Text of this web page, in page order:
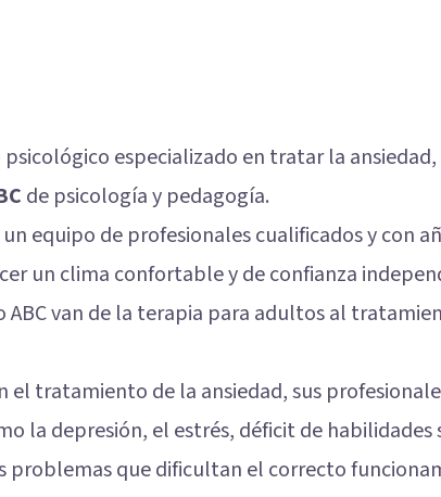
especializado en tratar la
de psicología y pedagogía.
equipo de profesionales cualificados y con
un clima confortable y de confianza
ABC van de la terapia para adultos al
el tratamiento de la ansiedad, sus
la depresión, el estrés, déficit de
que dificultan el correcto